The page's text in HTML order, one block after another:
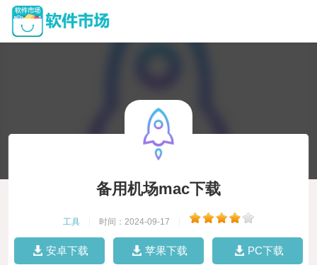
备用机场mac下载
工具 时间：2024-09-17
安卓下载 苹果下载 PC下载